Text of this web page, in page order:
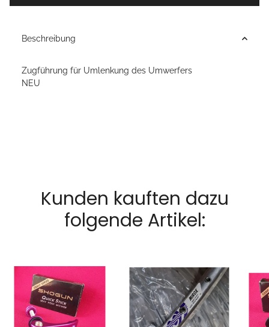
Beschreibung
Zugführung für Umlenkung des Umwerfers
NEU
Kunden kauften dazu
folgende Artikel: